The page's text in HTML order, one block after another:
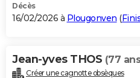
Décès
16/02/2026 à Plougonven (
Jean-yves THOS (77
Créer une cagnotte obsèques